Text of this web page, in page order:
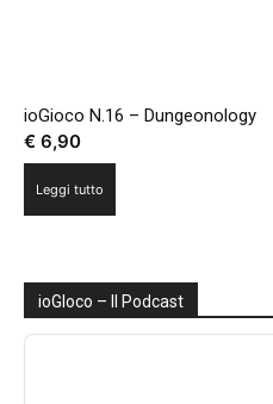
ioGioco N.16 – Dungeonology
€ 6,90
Leggi tutto
ioGIoco – Il Podcast
Audio